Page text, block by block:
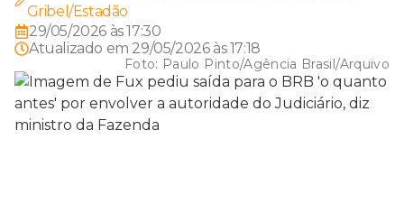
Gribel/Estadão
29/05/2026 às 17:30
Atualizado em 29/05/2026 às 17:18
Foto: Paulo Pinto/Agência Brasil/Arquivo